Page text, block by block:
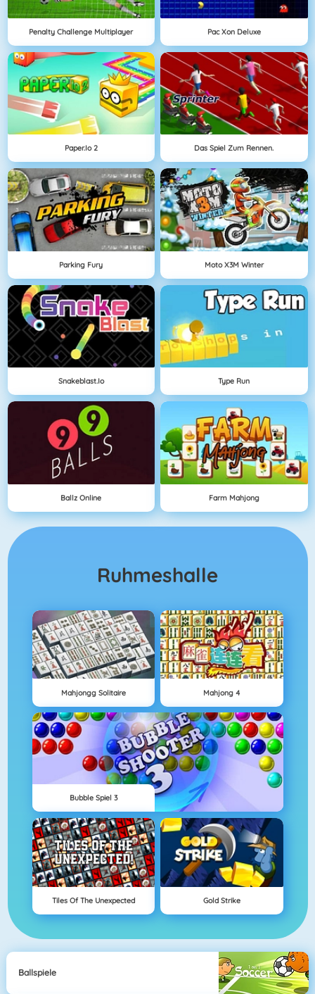
Penalty Challenge Multiplayer Pac Xon Deluxe
Paper.io 2 Das Spiel Zum Rennen.
Parking Fury Moto X3M Winter
Snakeblast.io Type Run
Ballz Online Farm Mahjong
Ruhmeshalle
Mahjongg Solitaire Mahjong 4
Bubble Spiel 3
Tiles Of The Unexpected Gold Strike
Ballspiele